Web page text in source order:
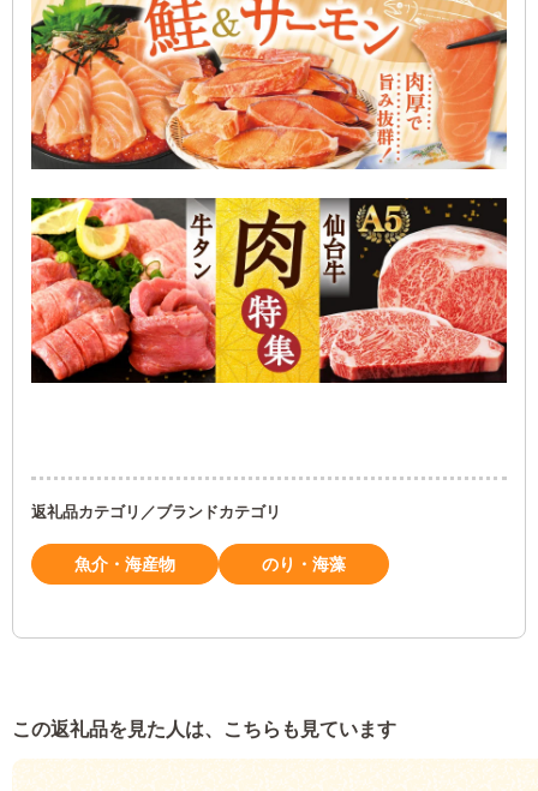
返礼品カテゴリ／ブランドカテゴリ
魚介・海産物 のり・海藻
この返礼品を見た人は、こちらも見ています